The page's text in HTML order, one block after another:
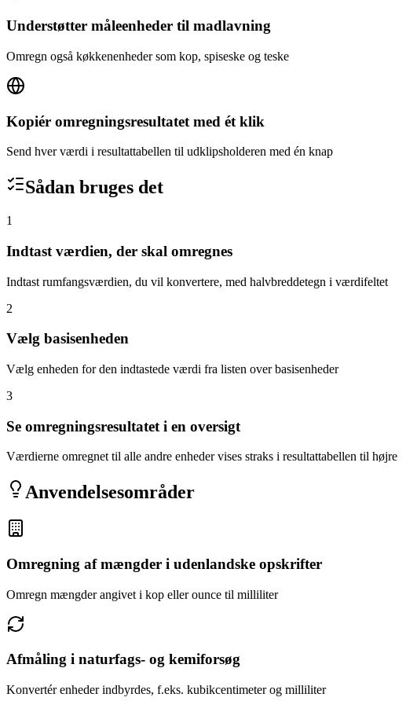
Understøtter måleenheder til madlavning
Omregn også køkkenenheder som kop, spiseske og teske
Kopiér omregningsresultatet med ét klik
Send hver værdi i resultattabellen til udklipsholderen med én knap
Sådan bruges det
1
Indtast værdien, der skal omregnes
Indtast rumfangsværdien, du vil konvertere, med halvbreddetegn i værdifeltet
2
Vælg basisenheden
Vælg enheden for den indtastede værdi fra listen over basisenheder
3
Se omregningsresultatet i en oversigt
Værdierne omregnet til alle andre enheder vises straks i resultattabellen til højre
Anvendelsesområder
Omregning af mængder i udenlandske opskrifter
Omregn mængder angivet i kop eller ounce til milliliter
Afmåling i naturfags- og kemiforsøg
Konvertér enheder indbyrdes, f.eks. kubikcentimeter og milliliter